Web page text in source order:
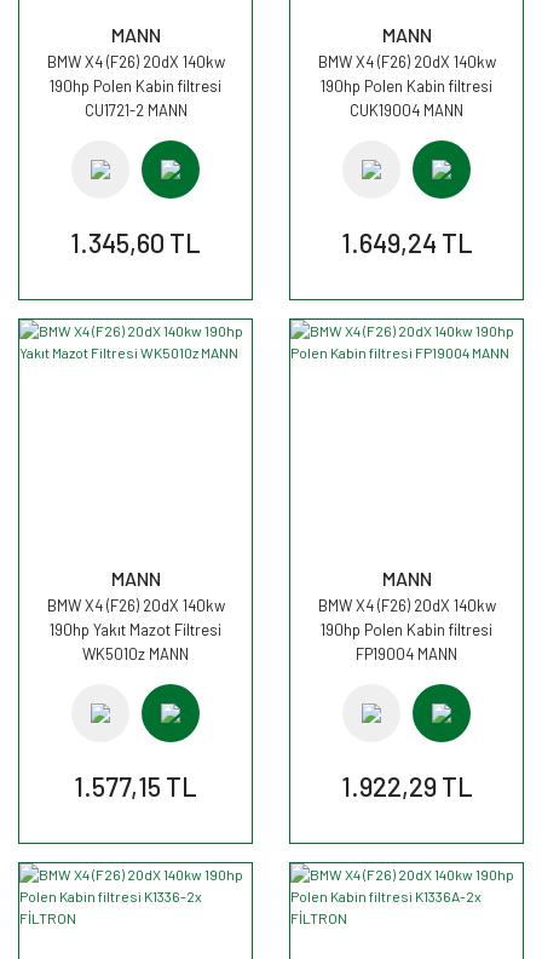
MANN
BMW X4 (F26) 20dX 140kw
190hp Polen Kabin filtresi
CU1721-2 MANN
1.345,60 TL
MANN
BMW X4 (F26) 20dX 140kw
190hp Polen Kabin filtresi
CUK19004 MANN
1.649,24 TL
MANN
BMW X4 (F26) 20dX 140kw
190hp Yakıt Mazot Filtresi
WK5010z MANN
1.577,15 TL
MANN
BMW X4 (F26) 20dX 140kw
190hp Polen Kabin filtresi
FP19004 MANN
1.922,29 TL